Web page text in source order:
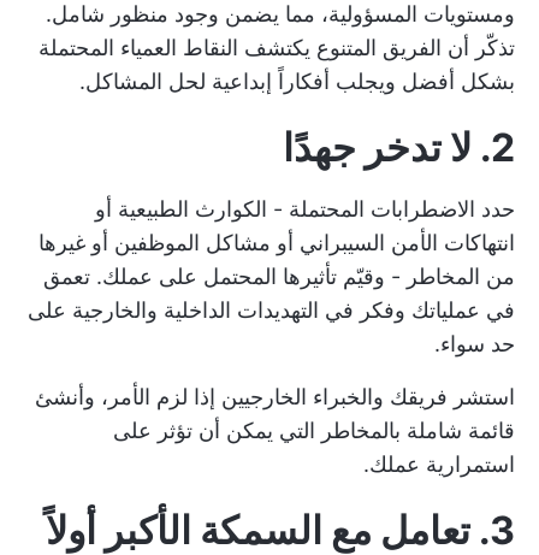
ومستويات المسؤولية، مما يضمن وجود منظور شامل.
تذكّر أن الفريق المتنوع يكتشف النقاط العمياء المحتملة
بشكل أفضل ويجلب أفكاراً إبداعية لحل المشاكل.
2. لا تدخر جهدًا
حدد الاضطرابات المحتملة - الكوارث الطبيعية أو
انتهاكات الأمن السيبراني أو مشاكل الموظفين أو غيرها
من المخاطر - وقيّم تأثيرها المحتمل على عملك. تعمق
في عملياتك وفكر في التهديدات الداخلية والخارجية على
حد سواء.
استشر فريقك والخبراء الخارجيين إذا لزم الأمر، وأنشئ
قائمة شاملة بالمخاطر التي يمكن أن تؤثر على
استمرارية عملك.
3. تعامل مع السمكة الأكبر أولاً